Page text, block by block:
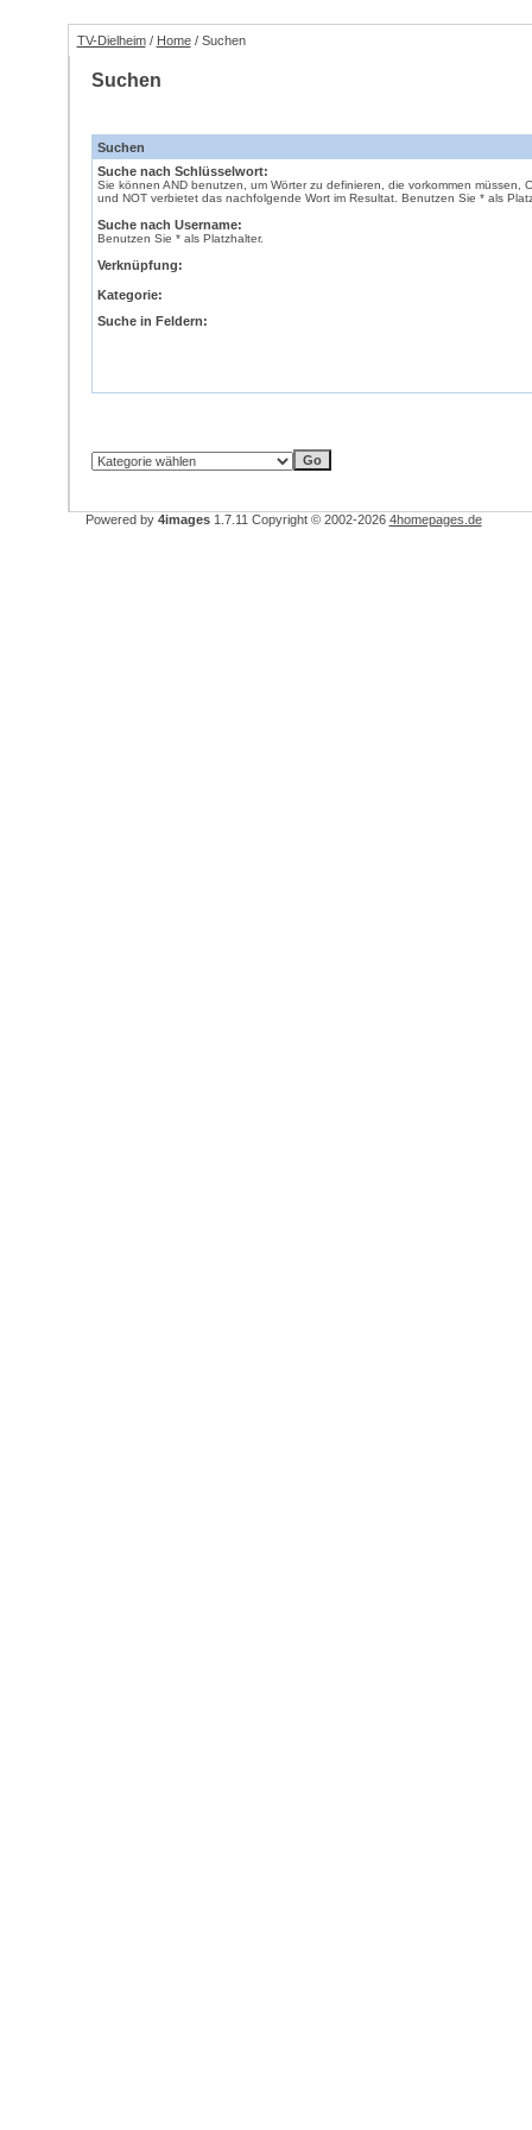
TV-Dielheim/ Home/ Suchen
Suchen
Suchen
Suche nach Schlüsselwort:
Sie können AND benutzen, um Wörter zu definieren, die vorkommen müssen,
und NOT verbietet das nachfolgende Wort im Resultat. Benutzen Sie * als
Suche nach Username:
Benutzen Sie * als Platzhalter.
Verknüpfung:
Kategorie:
Suche in Feldern:
Powered by 4images1.7.11 Copyright © 2002-2026 4homepages.de